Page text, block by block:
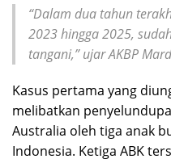
“Dalam dua tahun
2023 hingga 2025,
tangani,” ujar AKBP
Kasus pertama yang
melibatkan
Australia oleh tiga anak
Indonesia. Ketiga ABK